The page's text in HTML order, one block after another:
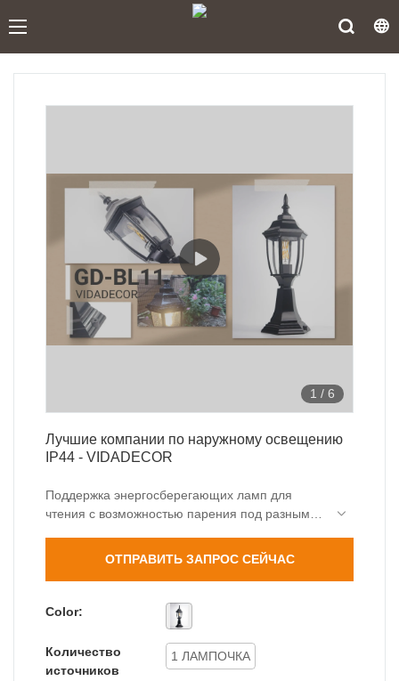
1 / 6
Лучшие компании по наружному освещению
IP44 - VIDADECOR
Поддержка энергосберегающих ламп для
чтения с возможностью парения под разными
верю, что вы выберете нас. VIDADERCOR,
высококачественной продукции.
ОТПРАВИТЬ ЗАПРОС СЕЙЧАС
Color:
Количество
источников
1 ЛАМПОЧКА